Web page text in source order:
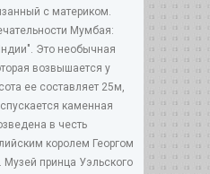
с материком.
Мумбая:
Это необычная
возвышается у
ее составляет 25м,
каменная
в честь
королем Георгом
принца Уэльского